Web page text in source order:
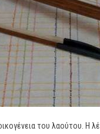
του λαούτου. Η